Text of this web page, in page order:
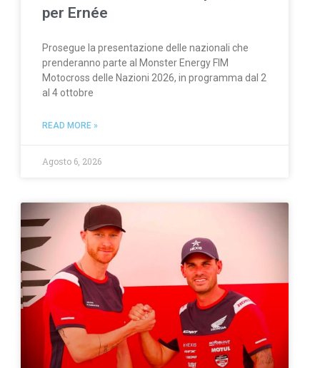
per Ernée
Prosegue la presentazione delle nazionali che
prenderanno parte al Monster Energy FIM
Motocross delle Nazioni 2026, in programma dal 2
al 4 ottobre
READ MORE »
Agosto 6, 2026